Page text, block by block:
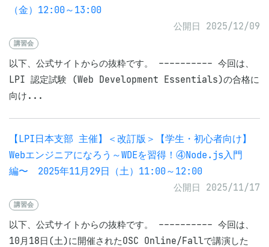
（金）12:00～13:00
公開日 2025/12/09
講習会
以下、公式サイトからの抜粋です。 ---------- 今回は、
LPI 認定試験 (Web Development Essentials)の合格に
向け...
【LPI日本支部 主催】＜改訂版＞【学生・初心者向け】
Webエンジニアになろう～WDEを習得！④Node.js入門
編〜 2025年11月29日（土）11:00～12:00
公開日 2025/11/17
講習会
以下、公式サイトからの抜粋です。 ---------- 今回は、
10月18日(土)に開催されたOSC Online/Fallで講演した